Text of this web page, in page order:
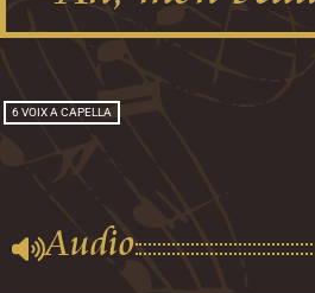
6 VOIX A CAPELLA
Audio